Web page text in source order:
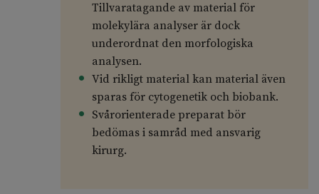
Tillvaratagande av material för
molekylära analyser är dock
underordnat den morfologiska
analysen.
Vid rikligt material kan material även
sparas för cytogenetik och biobank.
Svårorienterade preparat bör
bedömas i samråd med ansvarig
kirurg.